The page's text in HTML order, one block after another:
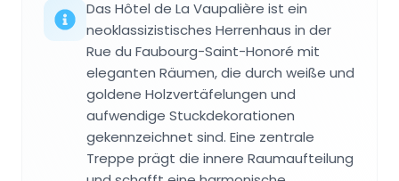
Das Hôtel de La Vaupalière ist ein
neoklassizistisches Herrenhaus in der
Rue du Faubourg-Saint-Honoré mit
eleganten Räumen, die durch weiße und
goldene Holzvertäfelungen und
aufwendige Stuckdekorationen
gekennzeichnet sind. Eine zentrale
Treppe prägt die innere Raumaufteilung